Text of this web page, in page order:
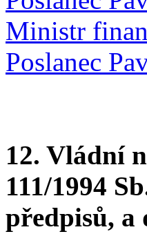
Ministr
Poslanec
12. Vládní
111/1994
předpisů, a